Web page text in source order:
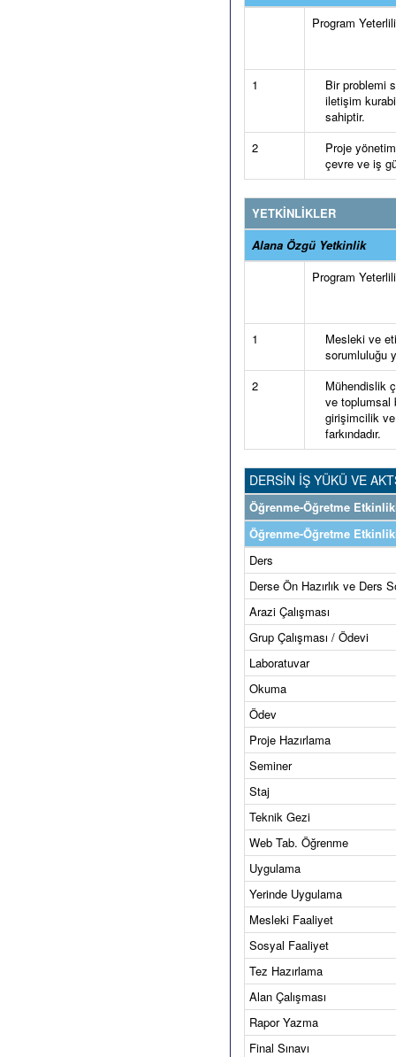
Program
1
Bir problemi
iletişim
sahiptir.
2
Proje
çevre ve iş
YETKİNLİKLER
Alana Özgü Yetkinlik
Program
1
Mesleki ve
sorumluluğu
2
Mühendislik
ve toplumsal
girişimcilik ve
farkındadır.
DERSİN İŞ YÜKÜ VE
Öğrenme-Öğretme
Öğrenme-Öğretme
Ders
Derse Ön Hazırlık ve Ders
Arazi Çalışması
Grup Çalışması / Ödevi
Laboratuvar
Okuma
Ödev
Proje Hazırlama
Seminer
Staj
Teknik Gezi
Web Tab. Öğrenme
Uygulama
Yerinde Uygulama
Mesleki Faaliyet
Sosyal Faaliyet
Tez Hazırlama
Alan Çalışması
Rapor Yazma
Final Sınavı